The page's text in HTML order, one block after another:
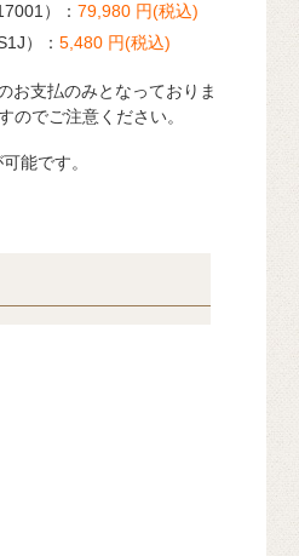
）： 79,980 円(税込)
）： 5,480 円(税込)
お支払のみとなっておりま
のでご注意ください。
能です。